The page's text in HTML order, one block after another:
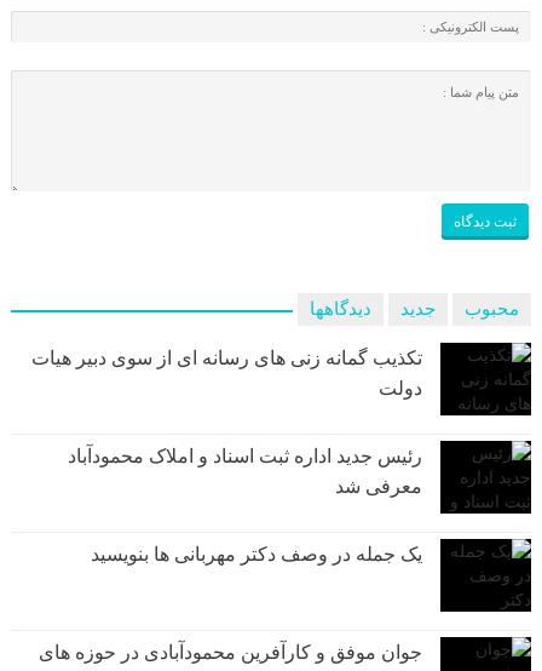
محبوب جدید دیدگاهها
تکذیب گمانه زنی های رسانه ای از سوی دبیر هیات
دولت
رئیس جدید اداره ثبت اسناد و املاک محمودآباد
معرفی شد
یک جمله در وصف دکتر مهربانی ها بنویسید
جوان موفق و کارآفرین محمودآبادی در حوزه های